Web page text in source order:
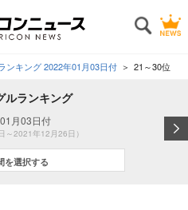
ンキング 2022年01月03日付 21～30位
ルランキング
月03日付
～2021年12月26日）
を選択する